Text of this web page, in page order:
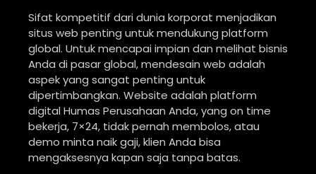
Sifat kompetitif dari dunia korporat menjadikan
situs web penting untuk mendukung platform
global. Untuk mencapai impian dan melihat bisnis
Anda di pasar global, mendesain web adalah
aspek yang sangat penting untuk
dipertimbangkan. Website adalah platform
digital Humas Perusahaan Anda, yang on time
bekerja, 7×24, tidak pernah membolos, atau
demo minta naik gaji, klien Anda bisa
mengaksesnya kapan saja tanpa batas.